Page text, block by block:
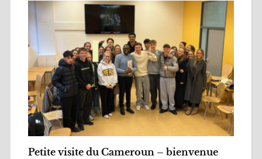
Petite visite du Cameroun – bienvenue